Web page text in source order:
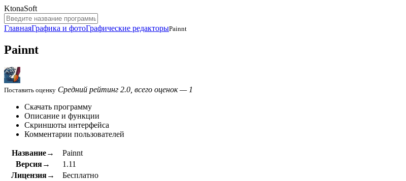
KtonaSoft
ГлавнаяГрафика и фотоГрафические редакторыPainnt
Painnt
Поставить оценку Средний рейтинг 2.0, всего оценок — 1
Скачать программу
Описание и функции
Скриншоты интерфейса
Комментарии пользователей
Название→
Painnt
Версия→
1.11
Лицензия→
Бесплатно